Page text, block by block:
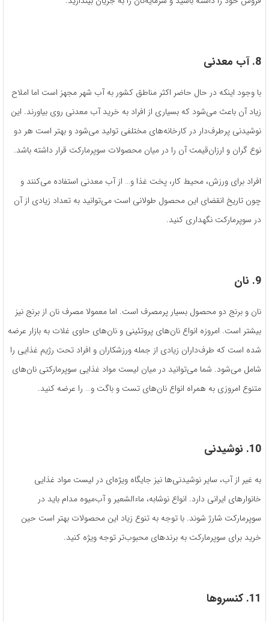
8. آب معدنی
با وجود اینکه در حال حاضر اکثر مناطق کشور به آب شهر مجهز است اما املاح
زیاد آن باعث می‌شود که بسیاری از افراد به خرید آب معدنی روی بیاورند. این
نوشیدنی پرطرف‌دار در کارخانه‌های مختلفی تولید می‌شود و بهتر است هر دو
نوع گران و ارزان‌قیمت آن را در میان محصولات سوپرمارکت قرار داشته باشد.
افراد برای ورزش، محیط کار، پخت غذا و… از آب معدنی استفاده می‌کنند و
چون تاریخ انقضای این محصول طولانی است می‌توانید به تعداد زیادی از آن
در سوپرمارکت نگهداری کنید.
9. نان
نان و برنج دو محصول بسیار پرمصرف است. اما معمولا مصرف نان از برنج نیز
بیشتر است. امروزه انواع نان‌های پروتئینی و نان‌های حاوی غلات به بازار عرضه
شده است که طرف‌داران زیادی از جمله ورزشکاران و افراد تحت رژیم غذایی را
شامل می‌شود. شما می‌توانید در میان لیست مواد غذایی سوپرمارکتی نان‌های
متنوع امروزی به همراه انواع نان‌های تست و باگت و… را عرضه کنید.
10. نوشیدنی
به غیر از آب، سایر نوشیدنی‌ها نیز جایگاه ویژه‌ای در لیست مواد غذایی
خانوارهای ایرانی دارد. انواع نوشابه، ماءالشعیر و آب‌میوه مدام باید در
سوپرمارکت شارژ شوند. با توجه به تنوع زیاد این محصولات بهتر است حین
خرید برای سوپرمارکت به برندهای محبوب‌تر توجه ویژه کنید.
11. کنسروها